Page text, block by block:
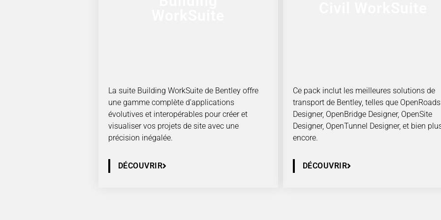
La suite Building WorkSuite de Bentley offre
une gamme complète d’applications
évolutives et interopérables pour créer et
visualiser vos projets de site avec une
précision inégalée.
DÉCOUVRIR
Ce pack inclut les meilleures solutions de
transport de Bentley, telles que OpenRoads
Designer, OpenBridge Designer, OpenSite
Designer, OpenTunnel Designer, et bien
encore.
DÉCOUVRIR